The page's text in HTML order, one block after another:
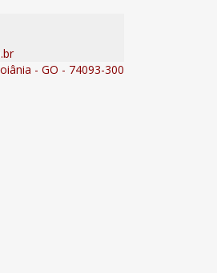
- GO - 74093-300